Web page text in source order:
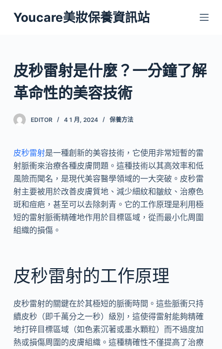
跳
至
內
容
Youcare美妝保養資訊站
皮秒雷射是什麼？一分鐘了解
革命性的美容技術
EDITOR 4 1 月, 2024 保養方法
皮秒雷射是一種創新的美容技術，它使用非常短暫的雷
射脈衝來治療各種皮膚問題。這種技術以其高效率和低
風險而聞名，是現代美容醫學領域的一大突破。皮秒雷
射主要被用於改善皮膚質地、減少細紋和皺紋、治療色
斑和痘疤，甚至可以去除刺青。它的工作原理是利用極
短的雷射脈衝精確地作用於目標區域，從而最小化周圍
組織的損傷。
皮秒雷射的工作原理
皮秒雷射的關鍵在於其極短的脈衝時間。這些脈衝只持
續皮秒（即千萬分之一秒）級別，這使得雷射能夠精確
地打碎目標區域（如色素沉著或墨水顆粒）而不過度加
熱或損傷周圍的皮膚組織。這種精確性不僅提高了治療